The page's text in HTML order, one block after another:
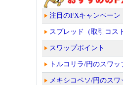
注目のFXキャンペーン
スプレッド（取引コス
スワップポイント
トルコリラ/円のスワッ
メキシコペソ/円のスワ